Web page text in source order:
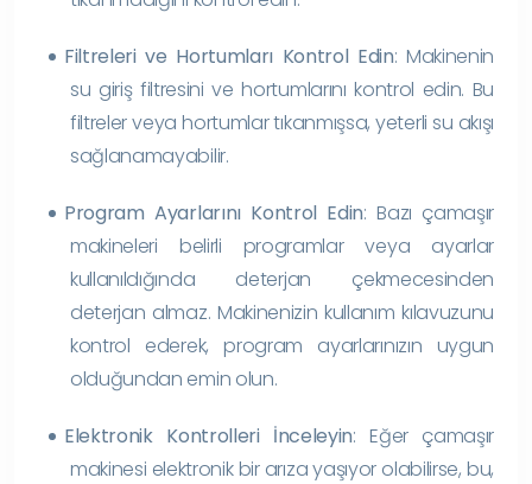
Filtreleri ve Hortumları Kontrol Edin: Makinenin
su giriş filtresini ve hortumlarını kontrol edin. Bu
filtreler veya hortumlar tıkanmışsa, yeterli su akışı
sağlanamayabilir.
Program Ayarlarını Kontrol Edin: Bazı çamaşır
makineleri belirli programlar veya ayarlar
kullanıldığında deterjan çekmecesinden
deterjan almaz. Makinenizin kullanım kılavuzunu
kontrol ederek, program ayarlarınızın uygun
olduğundan emin olun.
Elektronik Kontrolleri İnceleyin: Eğer çamaşır
makinesi elektronik bir arıza yaşıyor olabilirse, bu,